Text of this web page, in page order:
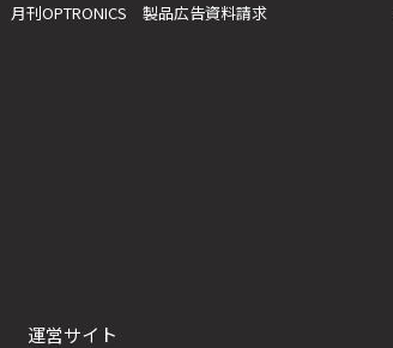
月刊OPTRONICS 製品広告資料請求
運営サイト